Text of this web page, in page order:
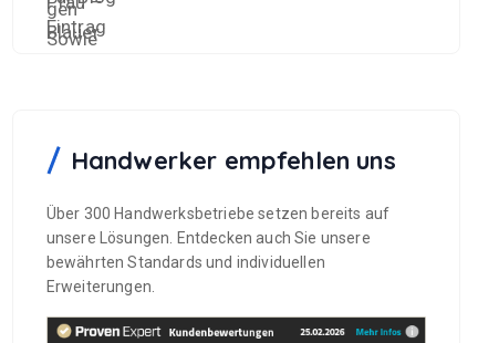
Handwerker empfehlen uns
Über 300 Handwerksbetriebe setzen bereits auf
unsere Lösungen. Entdecken auch Sie unsere
bewährten Standards und individuellen
Erweiterungen.